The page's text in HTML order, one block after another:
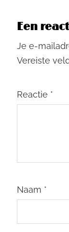
Een
Je e-
Vereiste
Reactie *
Naam *